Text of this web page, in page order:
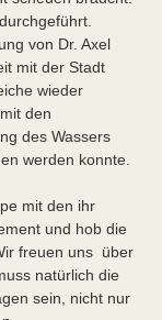
von Dr. Axel
mit der Stadt
wieder
den
des Wassers
werden konnte.
mit den ihr
und hob die
freuen uns über
natürlich die
sein, nicht nur